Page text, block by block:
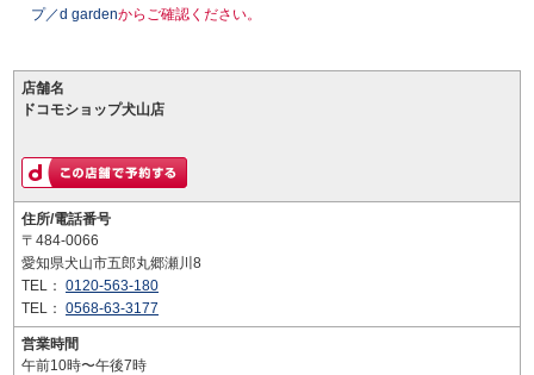
プ／d gardenからご確認ください。
店舗名
ドコモショップ犬山店
住所/電話番号
〒484-0066
愛知県犬山市五郎丸郷瀬川8
TEL： 0120-563-180
TEL： 0568-63-3177
営業時間
午前10時〜午後7時